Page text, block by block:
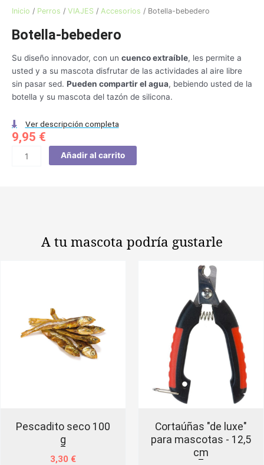
Inicio / Perros / VIAJES / Accesorios / Botella-bebedero
Botella-bebedero
Su diseño innovador, con un cuenco extraíble, les permite a
usted y a su mascota disfrutar de las actividades al aire libre
sin pasar sed. Pueden compartir el agua, bebiendo usted de la
botella y su mascota del tazón de silicona.
Ver descripción completa
9,95 €
Botella-
Añadir al carrito
A tu mascota podría gustarle
Pescadito seco 100
g
3,30 €
Cortaúñas "de luxe"
para mascotas - 12,5
cm